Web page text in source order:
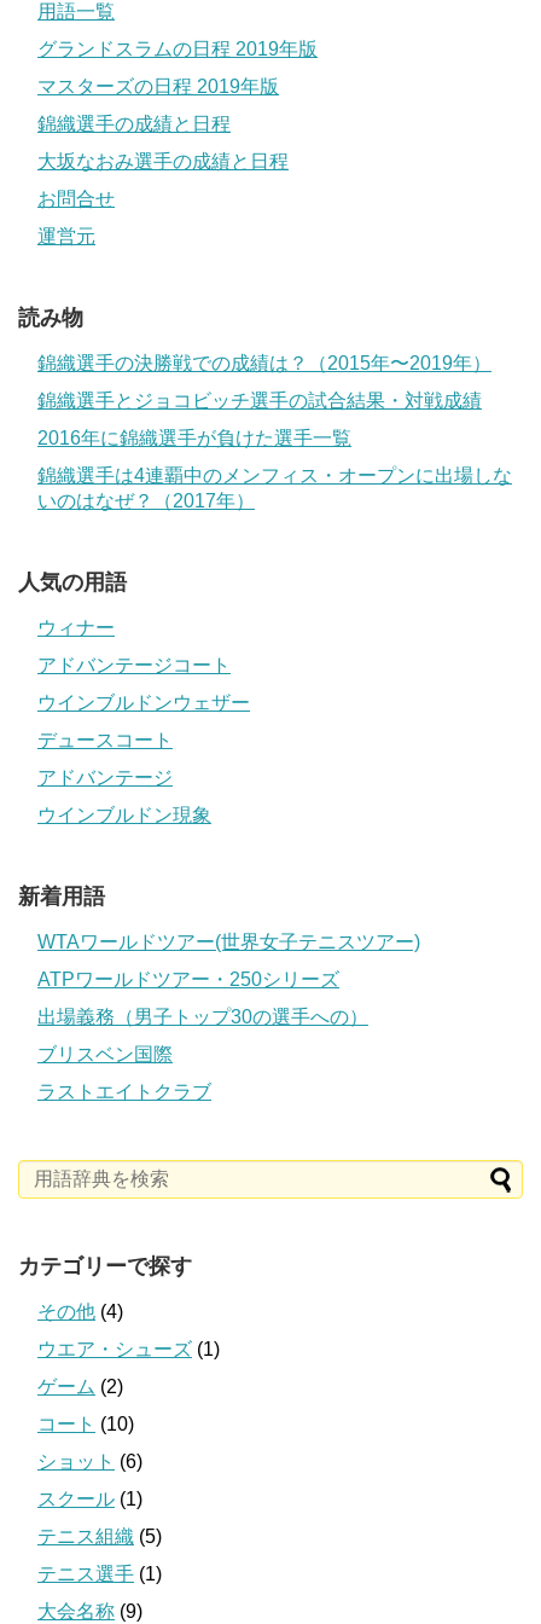
用語一覧
グランドスラムの日程 2019年版
マスターズの日程 2019年版
錦織選手の成績と日程
大坂なおみ選手の成績と日程
お問合せ
運営元
読み物
錦織選手の決勝戦での成績は？（2015年〜2019年）
錦織選手とジョコビッチ選手の試合結果・対戦成績
2016年に錦織選手が負けた選手一覧
錦織選手は4連覇中のメンフィス・オープンに出場しな
いのはなぜ？（2017年）
人気の用語
ウィナー
アドバンテージコート
ウインブルドンウェザー
デュースコート
アドバンテージ
ウインブルドン現象
新着用語
WTAワールドツアー(世界女子テニスツアー)
ATPワールドツアー・250シリーズ
出場義務（男子トップ30の選手への）
ブリスベン国際
ラストエイトクラブ
カテゴリーで探す
その他 (4)
ウエア・シューズ (1)
ゲーム (2)
コート (10)
ショット (6)
スクール (1)
テニス組織 (5)
テニス選手 (1)
大会名称 (9)